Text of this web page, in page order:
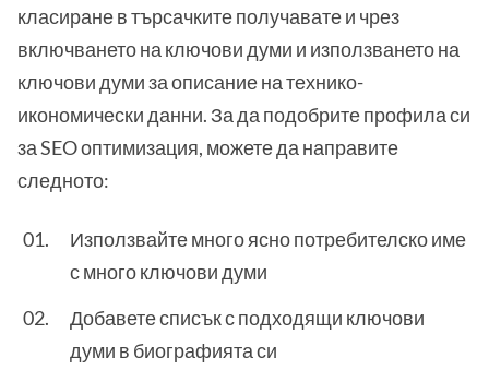
класиране в търсачките получавате и чрез
включването на ключови думи и използването на
ключови думи за описание на технико-
икономически данни. За да подобрите профила си
за SEO оптимизация, можете да направите
следното:
Използвайте много ясно потребителско име
с много ключови думи
Добавете списък с подходящи ключови
думи в биографията си